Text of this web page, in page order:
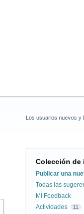
Los usuarios nuevos y
Colección de
Categorías
Publicar una
Todas las
Mi Feedback
Actividades
11